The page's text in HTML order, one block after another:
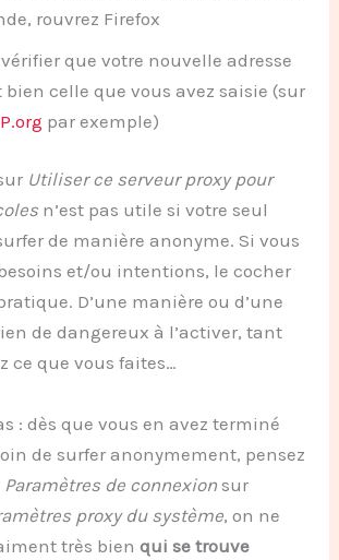
rouvrez Firefox
que votre nouvelle adresse
bien celle que vous avez saisie (sur
par exemple)
Utiliser ce serveur proxy pour
n’est pas utile si votre seul
de manière anonyme. Si vous
et/ou intentions, le cocher
D’une manière ou d’une
de dangereux à l’activer, tant
ce que vous faites…
: dès que vous en avez terminé
de surfer anonymement, pensez
Paramètres de connexion sur
proxy du système, on ne
très bienqui se trouve